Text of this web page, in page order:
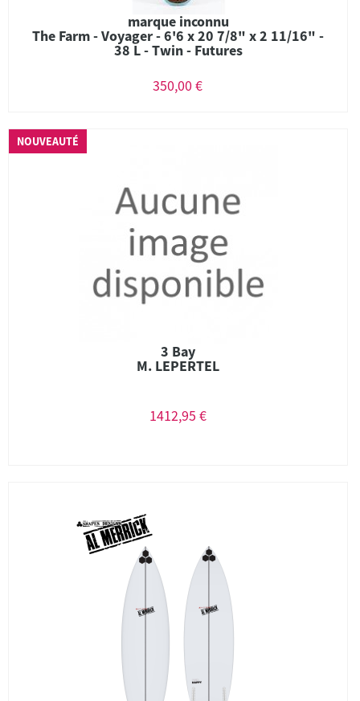
marque inconnu
The Farm - Voyager - 6'6 x 20 7/8" x 2 11/16" -
38 L - Twin - Futures
350,00 €
NOUVEAUTÉ
3 Bay
M. LEPERTEL
1412,95 €